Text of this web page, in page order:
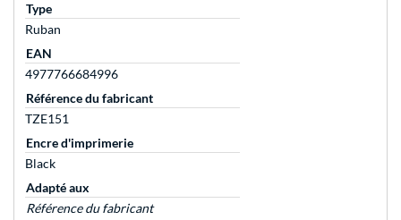
Type
Ruban
EAN
4977766684996
Référence du fabricant
TZE151
Encre d'imprimerie
Black
Adapté aux
Référence du fabricant